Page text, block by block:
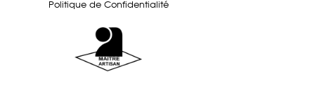
Politique de Confidentialité